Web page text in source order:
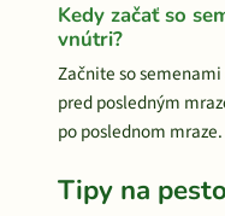
Kedy začať so
vnútri?
Začnite so
pred posledným
po poslednom mraze.
Tipy na